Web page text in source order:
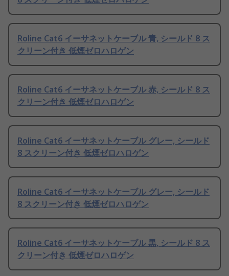
Roline Cat6 イーサネットケーブル 青, シールド 8 ス
クリーン付き 低煙ゼロハロゲン
Roline Cat6 イーサネットケーブル 赤, シールド 8 ス
クリーン付き 低煙ゼロハロゲン
Roline Cat6 イーサネットケーブル グレー, シールド
8 スクリーン付き 低煙ゼロハロゲン
Roline Cat6 イーサネットケーブル グレー, シールド
8 スクリーン付き 低煙ゼロハロゲン
Roline Cat6 イーサネットケーブル 黒, シールド 8 ス
クリーン付き 低煙ゼロハロゲン